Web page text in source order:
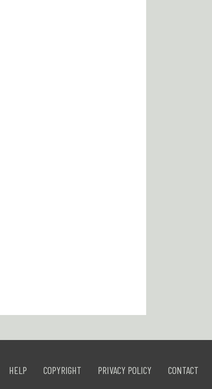
HELP COPYRIGHT PRIVACY POLICY CONTACT